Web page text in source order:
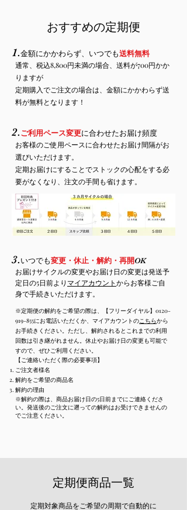
おすすめの定期便
1.金額にかかわらず、いつでも送料無料
通常、税込8,800円未満の場合、送料が700円かか
りますが
定期購入でご注文の場合は、金額にかかわらず送
料が無料となります！
2. ご利用ペース変更に合わせたお届け頻度
お客様のご使用ペースに合わせたお届け間隔がお
選びいただけます。
定期お届けにすることでストックの心配をする必
要がなくなり、注文の手間も省けます。
3. いつでも変更・休止・解約・再開 OK
お届けサイクルの変更やお届け日の変更は発送予
定日の5日前より マイアカウントからお客様ご自
身で手続きいただけます。
※定期便の解約をご希望の際は、【フリーダイヤル】0120-
919-855にお電話いただくか、マイアカウントのこちらから
お手続きください。ただし、解約されるとこれまでの利用
回数は引き継がれません。休止やお届け日の変更も可能で
すので、ぜひご利用ください。
【ご連絡いただく際の必要事項】
ご注文者様名
解約をご希望の商品名
解約の理由
※解約の際は、商品お届け日の5日前までにご連絡くださ
い。発送後のご注文に遡っての解約はお受けできませんの
でご注意ください。
定期便商品一覧
定期対象商品をご希望の周期で自動的に